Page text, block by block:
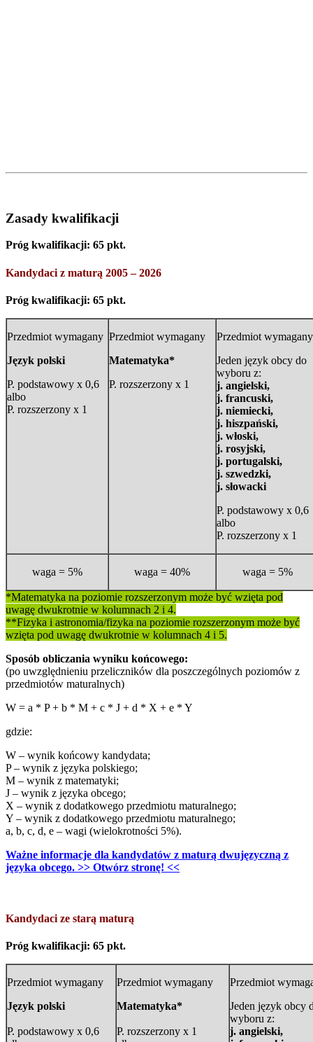
Zasady kwalifikacji
Próg kwalifikacji: 65 pkt.
Kandydaci z maturą 2005 – 2026
Próg kwalifikacji: 65 pkt.
Przedmiot wymagany
Język polski
P. podstawowy x 0,6
albo
P. rozszerzony x 1
Przedmiot wymagany
Matematyka*
P. rozszerzony x 1
Przedmiot wymagany
Jeden język obcy do
wyboru z:
j. angielski,
j. francuski,
j. niemiecki,
j. hiszpański,
j. włoski,
j. rosyjski,
j. portugalski,
j. szwedzki,
j. słowacki
P. podstawowy x 0,6
albo
P. rozszerzony x 1
waga = 5% waga = 40% waga = 5%
*Matematyka na poziomie rozszerzonym może być wzięta pod
uwagę dwukrotnie w kolumnach 2 i 4.
**Fizyka i astronomia/fizyka na poziomie rozszerzonym może być
wzięta pod uwagę dwukrotnie w kolumnach 4 i 5.
Sposób obliczania wyniku końcowego:
(po uwzględnieniu przeliczników dla poszczególnych poziomów z
przedmiotów maturalnych)
W = a * P + b * M + c * J + d * X + e * Y
gdzie:
W – wynik końcowy kandydata;
P – wynik z języka polskiego;
M – wynik z matematyki;
J – wynik z języka obcego;
X – wynik z dodatkowego przedmiotu maturalnego;
Y – wynik z dodatkowego przedmiotu maturalnego;
a, b, c, d, e – wagi (wielokrotności 5%).
Ważne informacje dla kandydatów z maturą dwujęzyczną z
języka obcego. >> Otwórz stronę! <<
Kandydaci ze starą maturą
Próg kwalifikacji: 65 pkt.
Przedmiot wymagany
Język polski
P. podstawowy x 0,6
Przedmiot wymagany
Matematyka*
P. rozszerzony x 1
Przedmiot
Jeden język obcy
wyboru z:
j. angielski,